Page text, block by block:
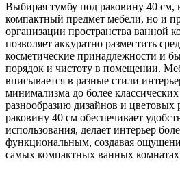
Выбирая тумбу под раковину 40 см,
компактный предмет мебели, но и
организации пространства ванной
позволяет аккуратно разместить
косметические принадлежности и
порядок и чистоту в помещении.
вписывается в разные стили
минимализма до более
разнообразию дизайнов и
раковину 40 см обеспечивает
использования, делает интерьер
функциональным, создавая
самых компактных ванных